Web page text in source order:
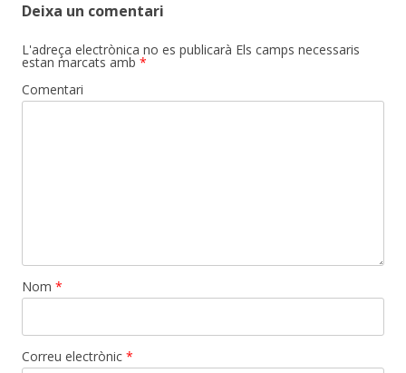
Deixa un comentari
L'adreça electrònica no es publicarà Els camps necessaris
estan marcats amb *
Comentari
Nom *
Correu electrònic *